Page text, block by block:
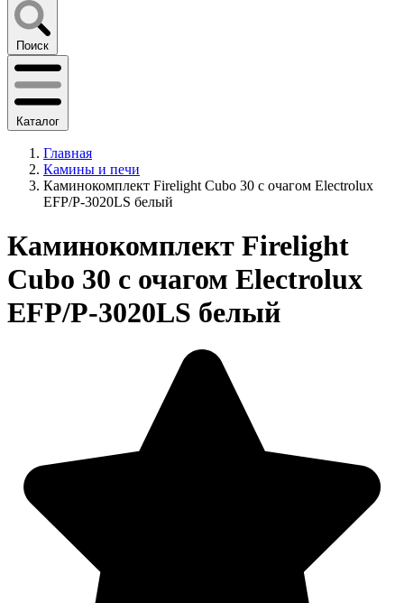
Поиск
Каталог
Главная
Камины и печи
Каминокомплект Firelight Cubo 30 с очагом Electrolux
EFP/P-3020LS белый
Каминокомплект Firelight
Cubo 30 с очагом Electrolux
EFP/P-3020LS белый